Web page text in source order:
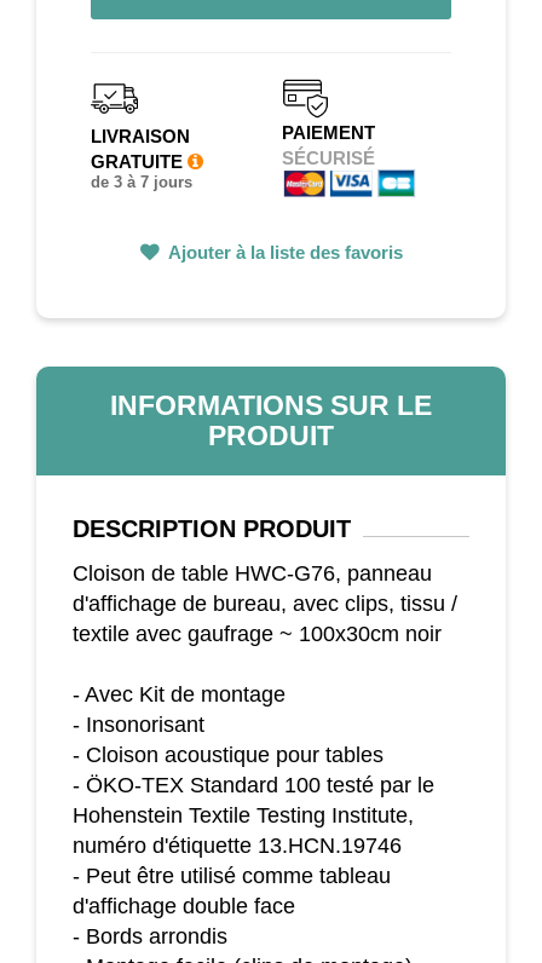
LIVRAISON
GRATUITE
de 3 à 7 jours
PAIEMENT
SÉCURISÉ
Ajouter à la liste des favoris
INFORMATIONS SUR LE
PRODUIT
DESCRIPTION PRODUIT
Cloison de table HWC-G76, panneau
d'affichage de bureau, avec clips, tissu /
textile avec gaufrage ~ 100x30cm noir
- Avec Kit de montage
- Insonorisant
- Cloison acoustique pour tables
- ÖKO-TEX Standard 100 testé par le
Hohenstein Textile Testing Institute,
numéro d'étiquette 13.HCN.19746
- Peut être utilisé comme tableau
d'affichage double face
- Bords arrondis